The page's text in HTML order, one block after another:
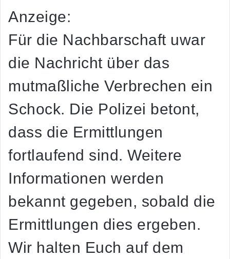
Anzeige:
Für die Nachbarschaft uwar
die Nachricht über das
mutmaßliche Verbrechen ein
Schock. Die Polizei betont,
dass die Ermittlungen
fortlaufend sind. Weitere
Informationen werden
bekannt gegeben, sobald die
Ermittlungen dies ergeben.
Wir halten Euch auf dem